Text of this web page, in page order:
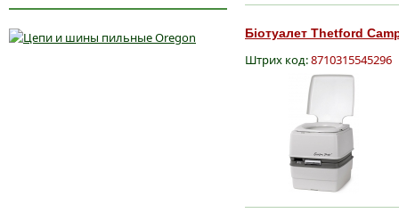
Біотуалет Thetford
Штрих код:8710315545296